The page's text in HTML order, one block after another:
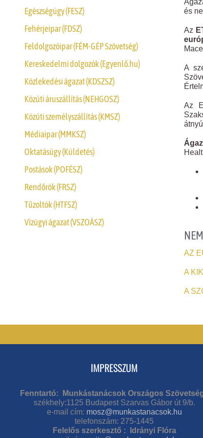
és
Az
A
Az
AZ
A
A
Egészségügy (FESZ)
Fehérjeipar (FDSZ)
Feldolgozóipar (FÉM-GÉP Szövetség)
Kereskedelmi dolgozók (Egyenlő.hu)
Közlekedési ágazat (KDSZSZ)
Közúti áruszállítás (NEHGOSZ)
Közúti személyszállítás (KMSZ)
Médiaipar (MMKSZ)
Oktatásügy (Küldetés)
Postások (POFÉSZ)
Rendőrök (FRSZ)
Tűzoltók (HTFSZ)
Vízügyi ágazat (VSZOÁSZ)
IMPRESSZUM
Fenntartó: Munkástanácsok Országos
székhely:1125 Budapest Szarvas Gábor út 9/b.
e-mail cím: mosz@munkastanacsok.hu
telefonszám: 275-1445
Felelős szerkesztő : Idrányi Flóra